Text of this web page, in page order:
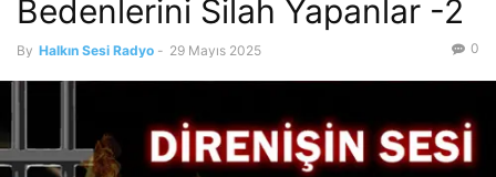
Bedenlerini Silah Yapanlar -2
By Halkın Sesi Radyo - 29 Mayıs 2025 0